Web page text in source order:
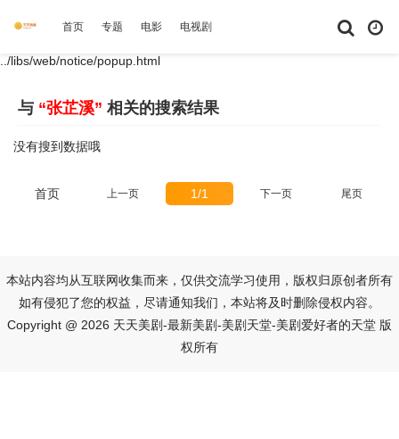
首页 专题 电影 电视剧 短剧大全 体育
../libs/web/notice/popup.html
与 “张芷溪” 相关的搜索结果
没有搜到数据哦
首页 上一页 1/1 下一页 尾页
本站内容均从互联网收集而来，仅供交流学习使用，版权归原创者所有
如有侵犯了您的权益，尽请通知我们，本站将及时删除侵权内容。
Copyright @ 2026 天天美剧-最新美剧-美剧天堂-美剧爱好者的天堂 版
权所有